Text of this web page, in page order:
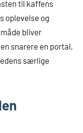
til kaffens
oplevelse og
bliver
snarere en portal,
særlige